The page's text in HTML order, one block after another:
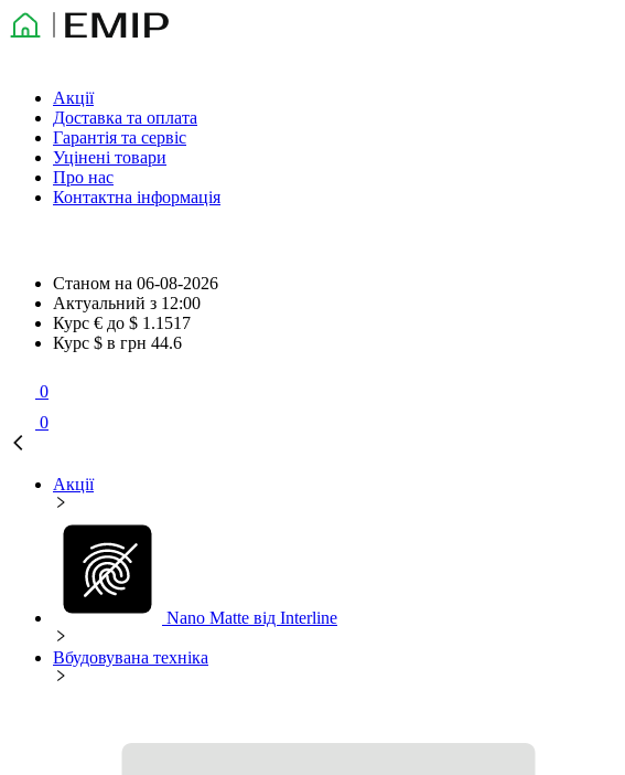
Акції
Доставка та оплата
Гарантія та сервіс
Уцінені товари
Про нас
Контактна інформація
Станом на 06-08-2026
Актуальний з 12:00
Курс € до $ 1.1517
Курс $ в грн 44.6
0
0
Акції
Nano Matte від Interline
Вбудовувана техніка